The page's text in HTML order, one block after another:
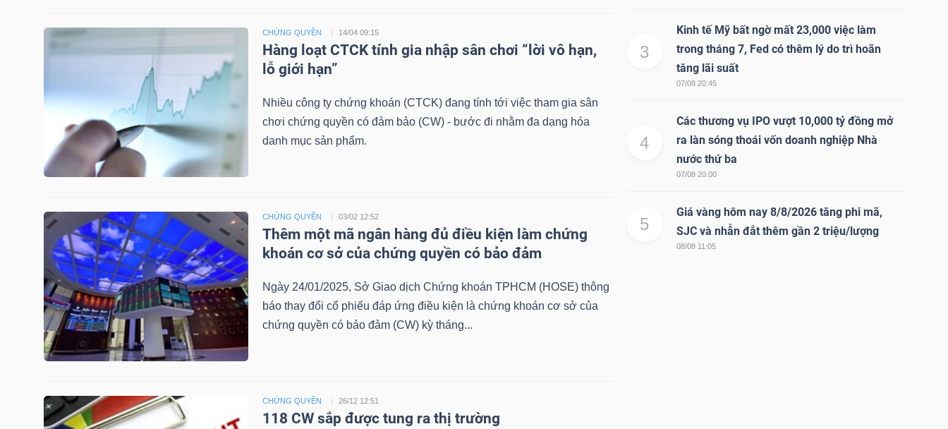
CHỨNG QUYỀN 14/04 09:15
Hàng loạt CTCK tính gia nhập sân chơi “lời vô hạn,
lỗ giới hạn”
Nhiều công ty chứng khoán (CTCK) đang tính tới việc tham gia sân
chơi chứng quyền có đảm bảo (CW) - bước đi nhằm đa dạng hóa
danh mục sản phẩm.
CHỨNG QUYỀN 03/02 12:52
Thêm một mã ngân hàng đủ điều kiện làm chứng
khoán cơ sở của chứng quyền có bảo đảm
Ngày 24/01/2025, Sở Giao dịch Chứng khoán TPHCM (HOSE) thông
báo thay đổi cổ phiếu đáp ứng điều kiện là chứng khoán cơ sở của
chứng quyền có bảo đảm (CW) kỳ tháng...
CHỨNG QUYỀN 26/12 12:51
118 CW sắp được tung ra thị trường
3
Kinh tế Mỹ bất ngờ mất 23,000 việc làm
trong tháng 7, Fed có thêm lý do trì hoãn
tăng lãi suất
07/08 20:45
4
Các thương vụ IPO vượt 10,000 tỷ đồng mở
ra làn sóng thoái vốn doanh nghiệp Nhà
nước thứ ba
07/08 20:00
5
Giá vàng hôm nay 8/8/2026 tăng phi mã,
SJC và nhẫn đắt thêm gần 2 triệu/lượng
08/08 11:05
LƯỢNG
NGUYÊN
LIỆU
CÔNG
NGHIỆP
TIÊU
KHÔNG
THIẾT